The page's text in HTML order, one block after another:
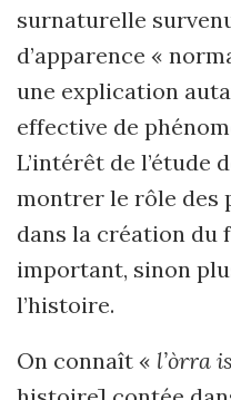
surnaturelle
d’apparence «
une explication
effective de
L’intérêt de l’étude
montrer le rôle des
dans la création du
important, sinon
l’histoire.
On connaît « l’òrra